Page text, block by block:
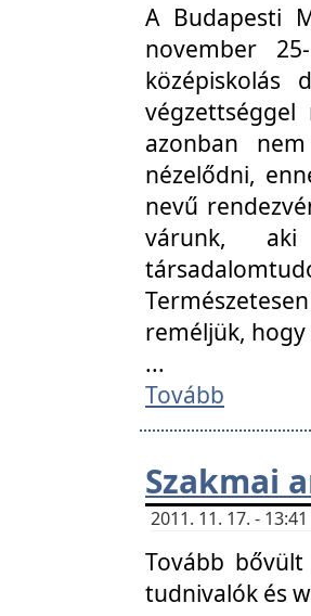
A Budapesti
november
középiskolás
azonban
nézelődni,
nevű
várunk, aki
reméljük,
...
Tovább
Szakmai
2011. 11. 17. -
Tovább bővült
tudnivalók és